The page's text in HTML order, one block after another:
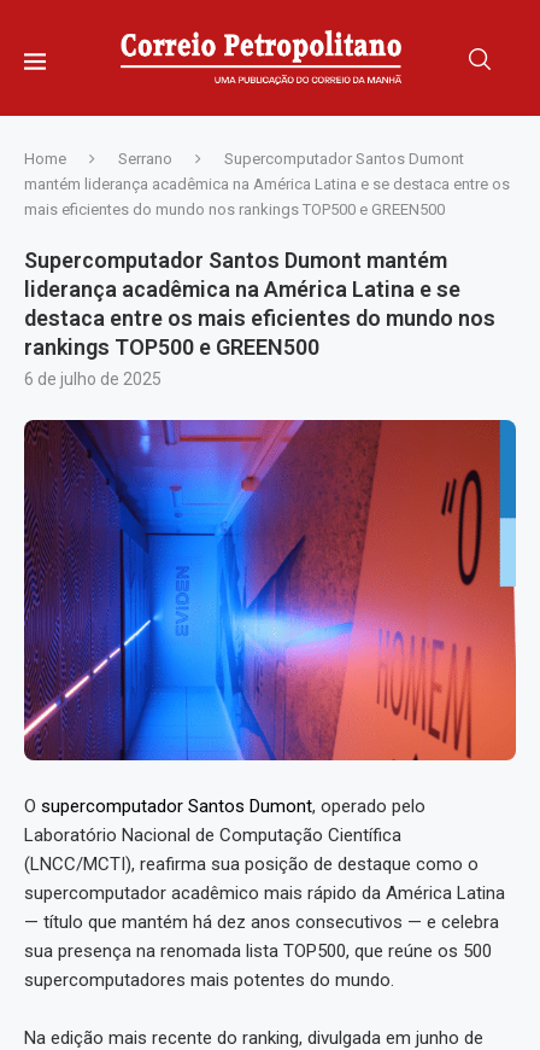
Home Serrano
Supercomputador Santos Dumont
mantém liderança acadêmica na América Latina e se destaca entre os
mais eficientes do mundo nos rankings TOP500 e GREEN500
Supercomputador Santos Dumont mantém
liderança acadêmica na América Latina e se
destaca entre os mais eficientes do mundo nos
rankings TOP500 e GREEN500
6 de julho de 2025
O supercomputador Santos Dumont, operado pelo
Laboratório Nacional de Computação Científica
(LNCC/MCTI), reafirma sua posição de destaque como o
supercomputador acadêmico mais rápido da América Latina
— título que mantém há dez anos consecutivos — e celebra
sua presença na renomada lista TOP500, que reúne os 500
supercomputadores mais potentes do mundo.
Na edição mais recente do ranking, divulgada em junho de